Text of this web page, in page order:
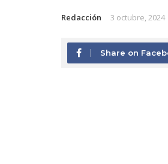
Redacción 3 octubre, 2024
Share on